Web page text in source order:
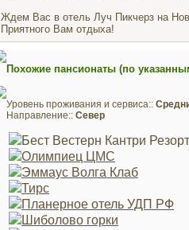
Ждем Вас в отель Луч Пикчерз на
Приятного Вам отдыха!
Похожие пансионаты (по
Уровень проживания и сервиса::
Направление:: Север
Бест Вестерн Кантри Резорт
Олимпиец ЦМС
Эммаус Волга Клаб
Тирс
Планерное отель УДП РФ
Шиболово горки